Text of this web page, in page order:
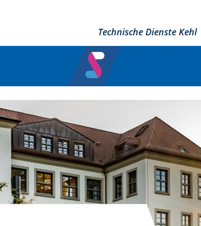
Technische Dienste Kehl